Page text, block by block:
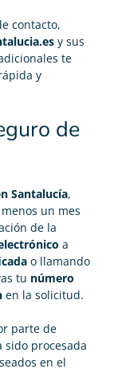
contacto,
y sus
te
y
de
Santalucía,
un mes
de la
a
o llamando
tu número
en la solicitud.
parte de
procesada
en el